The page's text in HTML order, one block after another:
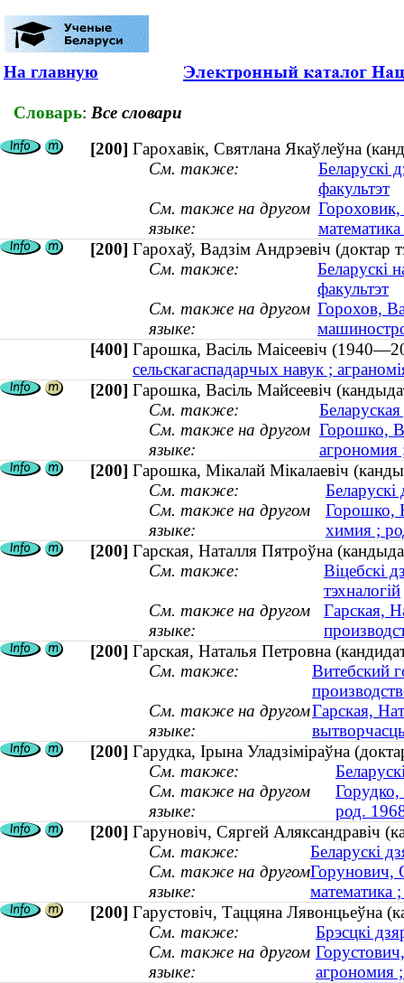
На главную
Словарь: Все словари
[200] Гарохавік, Святлана Якаўлеўна
См. также:
Беларускі
факультэт
См. также на другом
языке:
Гороховик,
[200] Гарохаў, Вадзім Андрэевіч (доктар
См. также:
Беларускі
факультэт
См. также на другом
языке:
Горохов,
[400] Гарошка, Васіль Маісеевіч
сельскагаспадарчых навук ;
[200] Гарошка, Васіль Майсеевіч
См. также:
См. также на другом
языке:
Горошко,
[200] Гарошка, Мікалай Мікалаевіч
См. также:
См. также на другом
языке:
Горошко,
химия ;
[200] Гарская, Наталля Пятроўна
См. также:
Віцебскі
тэхналогій
См. также на другом
языке:
Гарская,
[200] Гарская, Наталья Петровна
См. также:
Витебский
См. также на другом
языке:
Гарская,
[200] Гарудка, Iрына Уладзiмiраўна
См. также:
См. также на другом
языке:
род.
[200] Гаруновiч, Сяргей Аляксандравiч
См. также:
Беларускі
См. также на другом
языке:
Горунович,
[200] Гарустовіч, Таццяна Лявонцьеўна
См. также:
Брэсцкі
См. также на другом
языке: